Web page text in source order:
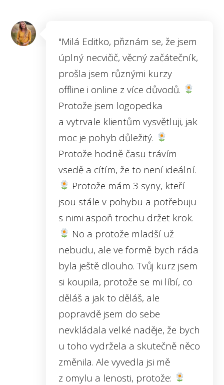
"Milá Editko, přiznám se, že jsem
úplný necvičič, věcný začátečník,
prošla jsem různými kurzy
offline i online z více důvodů.
Protože jsem logopedka
a vytrvale klientům vysvětluji, jak
moc je pohyb důležitý.
Protože hodně času trávím
vsedě a cítím, že to není ideální.
Protože mám 3 syny, kteří
jsou stále v pohybu a potřebuju
s nimi aspoň trochu držet krok.
No a protože mladší už
nebudu, ale ve formě bych ráda
byla ještě dlouho. Tvůj kurz jsem
si koupila, protože se mi líbí, co
děláš a jak to děláš, ale
popravdě jsem do sebe
nevkládala velké naděje, že bych
u toho vydržela a skutečně něco
změnila. Ale vyvedla jsi mě
z omylu a lenosti, protože: